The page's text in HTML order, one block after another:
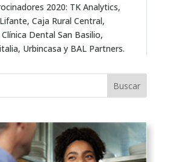
2020: TK Analytics,
Caja Rural Central,
Dental San Basilio,
Urbincasa y BAL Partners.
Buscar